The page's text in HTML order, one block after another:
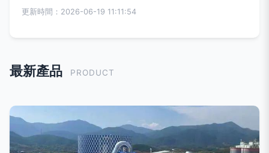
更新時間：2026-06-19 11:11:54
最新產品 PRODUCT